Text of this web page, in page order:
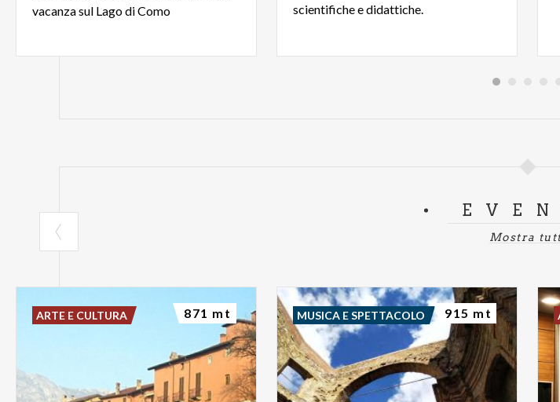
vacanzasul LagodiComo
scientifiche e didattiche.
Mostra
ARTE E CULTURA 871 mt MUSICA E SPETTACOLO 915 mt